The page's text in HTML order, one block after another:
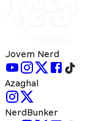
Jovem Nerd
Azaghal
NerdBunker